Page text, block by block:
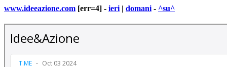
www.ideeazione.com [err=4] - ieri | domani - ^su^